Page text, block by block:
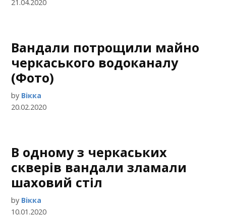
21.04.2020
Вандали потрощили майно
черкаського водоканалу
(Фото)
by Вікка
20.02.2020
В одному з черкаських
скверів вандали зламали
шаховий стіл
by Вікка
10.01.2020